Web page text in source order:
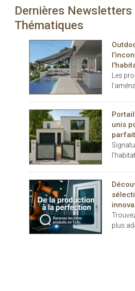
idéal
2
cm
de vie
Dernières Newsletters
Thématiques
Les
des
unis
plus